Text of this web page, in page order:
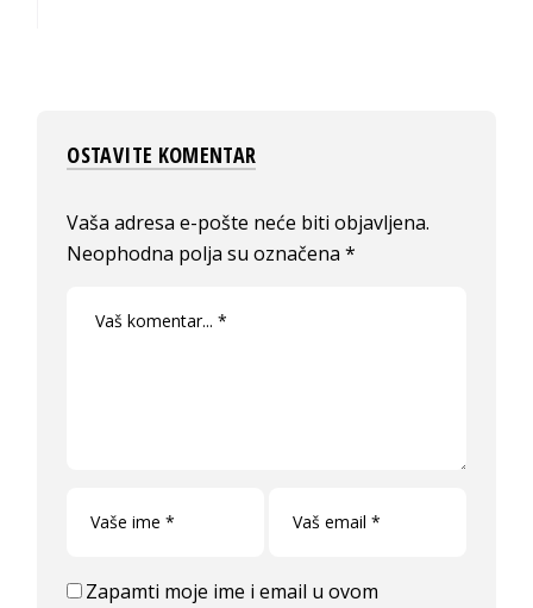
OSTAVITE KOMENTAR
Vaša adresa e-pošte neće biti objavljena.
Neophodna polja su označena*
Zapamti moje ime i email u ovom